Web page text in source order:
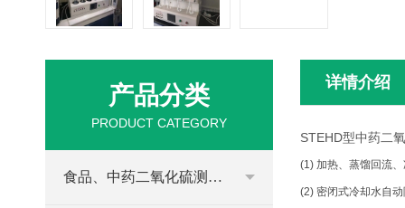
详情介绍
STEHD型中药二
(1) 加热、蒸馏回流
(2) 密闭式冷却水自
产品分类
PRODUCT CATEGORY
食品、中药二氧化硫测定仪